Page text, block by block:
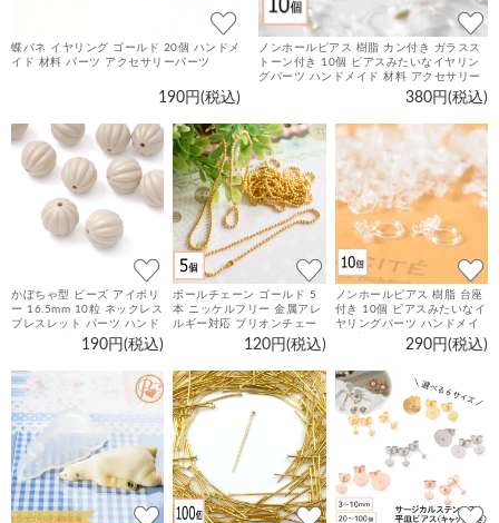
蝶バネ イヤリング ゴールド 20個 ハンドメ
イド 材料 パーツ アクセサリーパーツ
190円(税込)
ノンホールピアス 樹脂 カン付き ガラスス
トーン付き 10個 ピアスみたいなイヤリン
グパーツ ハンドメイド 材料 アクセサリー
380円(税込)
かぼちゃ型 ビーズ アイボリ
ー 16.5mm 10粒 ネックレス
ブレスレット パーツ ハンド
メイド 材料 アクセサリーパ
190円(税込)
ボールチェーン ゴールド 5
本 ニッケルフリー 金属アレ
ルギー対応 ブリオンチェー
ン ネックレス ブレスレット
ストラップ パーツ 素材 アク
120円(税込)
ノンホールピアス 樹脂 台座
付き 10個 ピアスみたいなイ
ヤリングパーツ ハンドメイ
ド 材料 アクセサリーパーツ
290円(税込)